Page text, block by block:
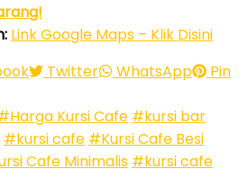
Link Google Maps – Klik Disini
Twitter WhatsApp
Pin
Kursi Cafe #kursi bar
#kursi cafe #Kursi Cafe Besi
Cafe Minimalis #kursi cafe